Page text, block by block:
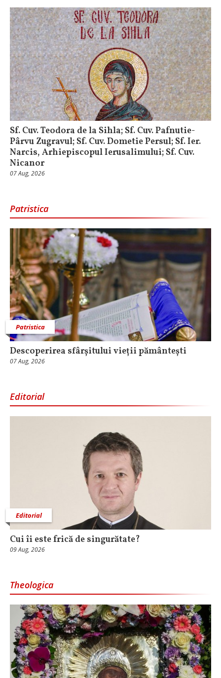
Sf. Cuv. Teodora de la Sihla; Sf. Cuv. Pafnutie-
Pârvu Zugravul; Sf. Cuv. Dometie Persul; Sf. Ier.
Narcis, Arhiepiscopul Ierusalimului; Sf. Cuv.
Nicanor
07 Aug, 2026
Patristica
Patristica
Descoperirea sfârșitului vieții pământești
07 Aug, 2026
Editorial
Editorial
Cui îi este frică de singurătate?
09 Aug, 2026
Theologica